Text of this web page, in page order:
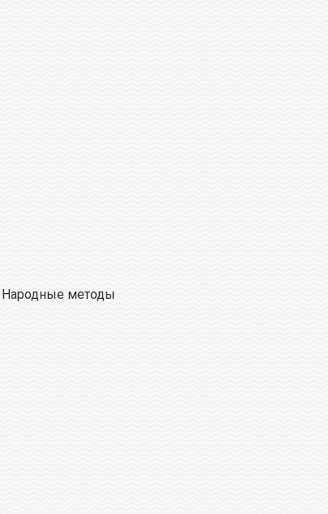
Народные методы